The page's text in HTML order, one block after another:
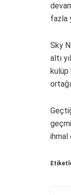
fazla
Sky
altı
kulüp
ihmal